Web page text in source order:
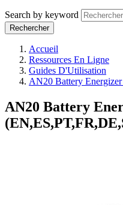
Search by keyword
Accueil
Ressources En Ligne
Guides D'Utilisation
AN20 Battery
AN20 Battery